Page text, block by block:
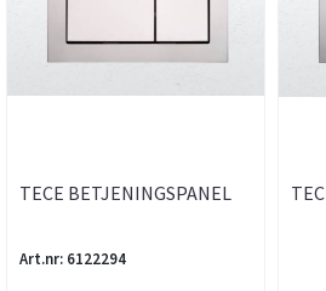
TECE BETJENINGSPANEL
Art.nr: 6122294